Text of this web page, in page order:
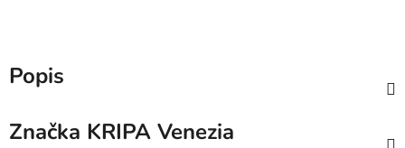
Popis
Značka KRIPA Venezia